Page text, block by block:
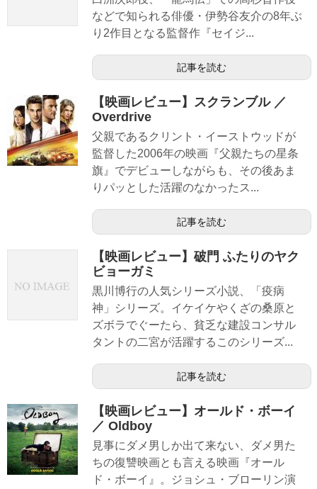
などで知られる俳優・伊勢谷友介の8年ぶ
り2作目となる監督作『セイジ...
記事を読む
【映画レビュー】スクランブル ／
Overdrive
父親であるクリント・イーストウッドが
監督した2006年の映画『父親たちの星条
旗』でデビューしながらも、その後あま
りパッとした活躍のなかったス...
記事を読む
【映画レビュー】破門 ふたりのヤク
ビョーガミ
黒川博行の人気シリーズ小説、「疫病
神」シリーズ。イケイケやくざの桑原と
ズボラでぐーたら、貧乏な建設コンサル
タントの二宮が活躍するこのシリーズ...
記事を読む
【映画レビュー】オールド・ボーイ
／ Oldboy
見事にダメ男しか出て来ない、ダメ男た
ちの復讐映画とも言える映画『オール
ド・ボーイ』。ジョシュ・ブローリン演